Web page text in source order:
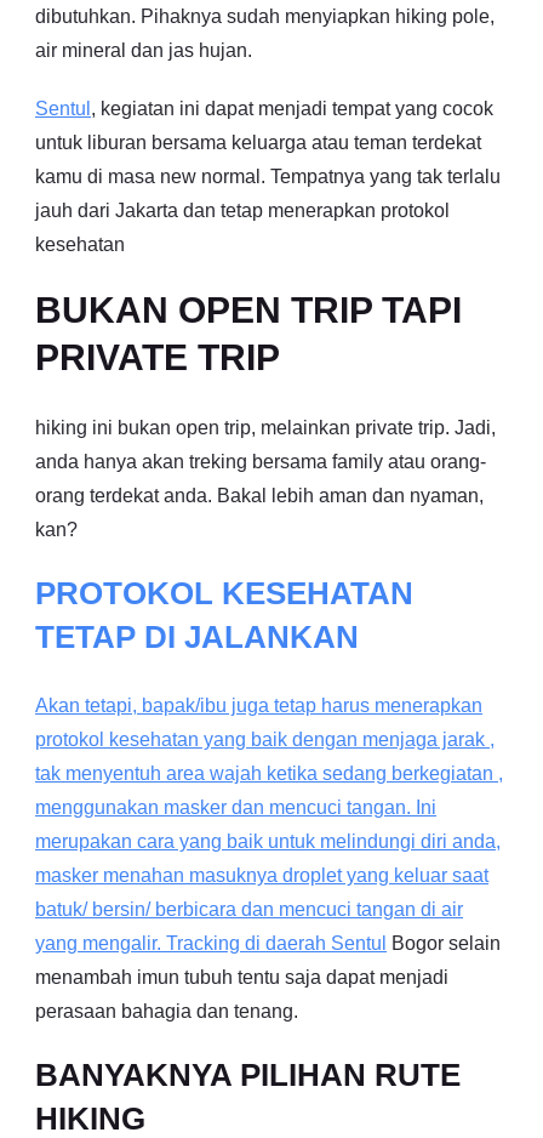
dibutuhkan. Pihaknya sudah menyiapkan hiking pole,
air mineral dan jas hujan.
Sentul , kegiatan ini dapat menjadi tempat yang cocok
untuk liburan bersama keluarga atau teman terdekat
kamu di masa new normal. Tempatnya yang tak terlalu
jauh dari Jakarta dan tetap menerapkan protokol
kesehatan
BUKAN OPEN TRIP TAPI
PRIVATE TRIP
hiking ini bukan open trip, melainkan private trip. Jadi,
anda hanya akan treking bersama family atau orang-
orang terdekat anda. Bakal lebih aman dan nyaman,
kan?
PROTOKOL KESEHATAN
TETAP DI JALANKAN
Akan tetapi, bapak/ibu juga tetap harus menerapkan
protokol kesehatan yang baik dengan menjaga jarak ,
tak menyentuh area wajah ketika sedang berkegiatan ,
menggunakan masker dan mencuci tangan. Ini
merupakan cara yang baik untuk melindungi diri anda,
masker menahan masuknya droplet yang keluar saat
batuk/ bersin/ berbicara dan mencuci tangan di air
yang mengalir. Tracking di daerah Sentul
Bogor selain
menambah imun tubuh tentu saja dapat menjadi
perasaan bahagia dan tenang.
BANYAKNYA PILIHAN RUTE
HIKING